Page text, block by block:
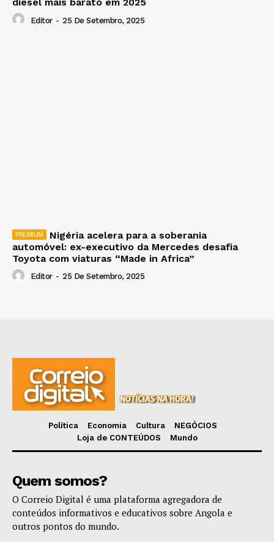
Editor - 25 De Setembro, 2025
Nigéria acelera para a soberania
automóvel: ex-executivo da Mercedes desafia
Toyota com viaturas “Made in Africa”
Editor - 25 De Setembro, 2025
Política Economia Cultura
NEGÓCIOS
Loja de CONTEÚDOS
Mundo
Quem somos?
O Correio Digital é uma plataforma agregadora de
conteúdos informativos e educativos sobre Angola e
outros pontos do mundo.